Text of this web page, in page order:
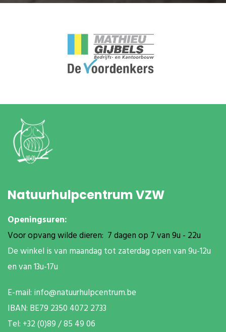
Natuurhulpcentrum VZW
Openingsuren:
Voor opvang wilde dieren: 7 dagen op 7 van 9u - 22u
De winkel is van maandag tot zaterdag open van 9u-12u
en van 13u-17u
E-mail: info@natuurhulpcentrum.be
IBAN: BE79 2350 4072 2733
Tel: +32 (0)89 / 85 49 06